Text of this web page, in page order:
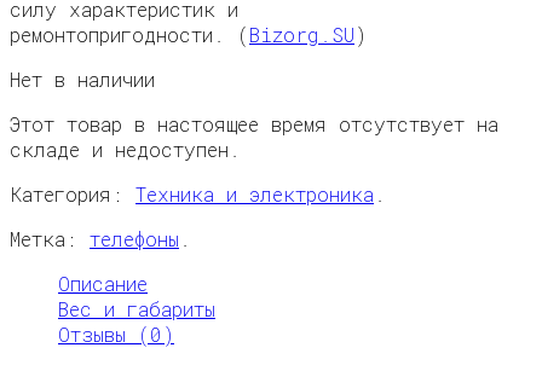
силу характеристик и
ремонтопригодности. (Bizorg.SU)
Нет в наличии
Этот товар в настоящее время отсутствует на
складе и недоступен.
Категория: Техника и электроника .
Метка: телефоны .
Описание
Вес и габариты
Отзывы (0)